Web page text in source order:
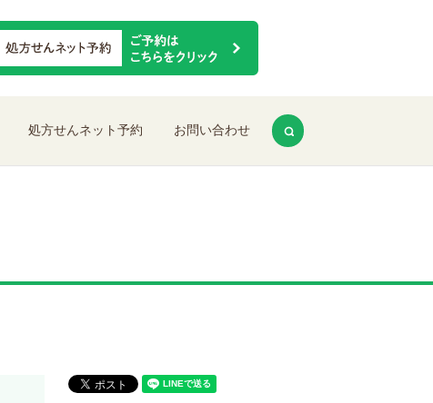
処方せんネット予約 お問い合わせ search